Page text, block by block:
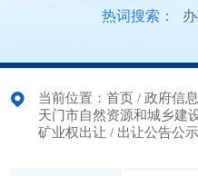
热词搜索：
当前位置： 首页 / 政府信
天门市自然资源和城乡建
矿业权出让 / 出让公告公示